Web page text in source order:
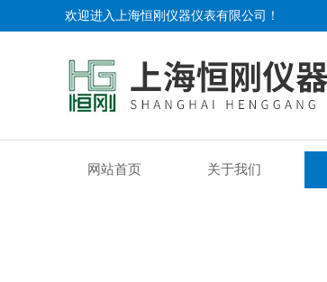
欢迎进入上海恒刚仪器仪表有限公司！
网站首页 关于我们